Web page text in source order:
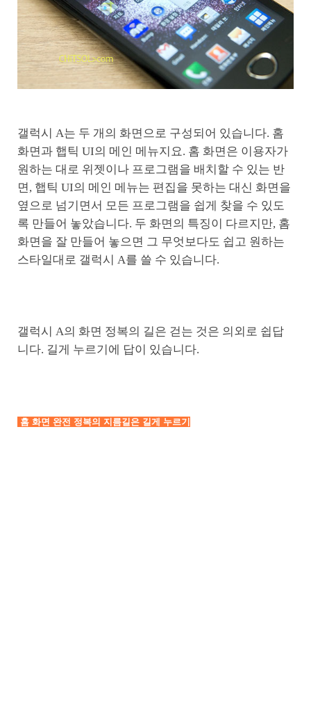
갤럭시 A는 두 개의 화면으로 구성되어 있습니다. 홈
화면과 햅틱 UI의 메인 메뉴지요. 홈 화면은 이용자가
원하는 대로 위젯이나 프로그램을 배치할 수 있는 반
면, 햅틱 UI의 메인 메뉴는 편집을 못하는 대신 화면을
옆으로 넘기면서 모든 프로그램을 쉽게 찾을 수 있도
록 만들어 놓았습니다. 두 화면의 특징이 다르지만, 홈
화면을 잘 만들어 놓으면 그 무엇보다도 쉽고 원하는
스타일대로 갤럭시 A를 쓸 수 있습니다.
갤럭시 A의 화면 정복의 길은 걷는 것은 의외로 쉽답
니다. 길게 누르기에 답이 있습니다.
홈 화면 완전 정복의 지름길은 길게 누르기